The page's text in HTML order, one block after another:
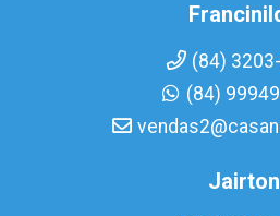
(84)
(84)
Jairton